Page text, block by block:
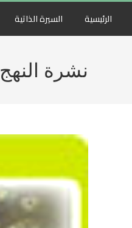
الرئيسية السيرة الذاتية
نشرة النهج